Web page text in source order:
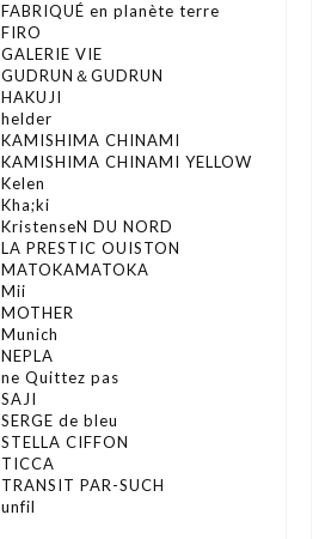
FABRIQUÉ en planète terre
FIRO
GALERIE VIE
GUDRUN＆GUDRUN
HAKUJI
helder
KAMISHIMA CHINAMI
KAMISHIMA CHINAMI YELLOW
Kelen
Kha;ki
KristenseN DU NORD
LA PRESTIC OUISTON
MATOKAMATOKA
Mii
MOTHER
Munich
NEPLA
ne Quittez pas
SAJI
SERGE de bleu
STELLA CIFFON
TICCA
TRANSIT PAR-SUCH
unfil